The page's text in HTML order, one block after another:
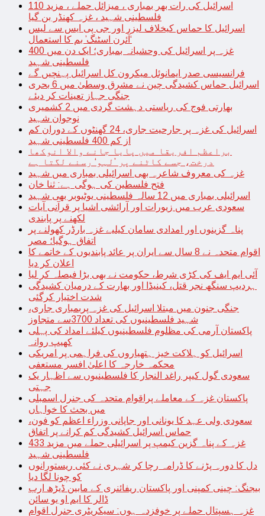
اسرائیل کی رات بھر بمباری ، میزائل حملے ، مزید 110
فلسطینی شہید ، غزہ کھنڈر بن گیا
اسرائیل کا حماس کیخلاف لیزر اور جی پی ایس سے لیس
‘آئرن اسٹنگ’ بم کا استعمال
غزہ پر اسرائیل کی وحشیانہ بمباری؛ ایک دن میں 400
فلسطینی شہید
فرانسیسی صدر ایمانوئل میکرون کل اسرائیل پہنچیں گے
اسرائیل حماس کشیدگی چین نے مشرق وسطیٰ میں 6 بحری
جنگی جہاز تعینات کر دیئے
بھارتی فوج کی ریاستی دہشت گردی میں 2 کشمیری
نوجوان شہید
اسرائیل کی غزہ پر جارحیت جاری، 24 گھنٹوں کے دوران کم
از کم 400 فلسطینی شہید
براعظم افریقا میں پایا جانے والا انوکھا
درخت، جسے کاٹنے پر ’لہو‘ رسنے لگتا ہے
غزہ کی معروف شاعرہ بھی اسرائیلی بمباری میں شہید
فتح فلسطین کی ہوگی ہے: ثنا خان
اسرائیلی بمباری میں 12 سالہ فلسطینی یوٹیوبر بھی شہید
سعودی عرب میں زیورات اور آرائشی اشیا پر قرآنی آیات
لکھنے پر پابندی
پناہ گزینوں اور امدادی سامان کیلیے غزہ بارڈر کھولنے پر
اتفاق ہوگیا؛ مصر
اقوام متحدہ نے 8 سال سے ایران پر عائد پابندیوں کے خاتمے کا
اعلان کر دیا
آئی ایم ایف کی کڑی شرط، حکومت نے بھی بڑا فیصلہ کر لیا
ہردیپ سنگھ نجر قتل، کینیڈا اور بھارت کے درمیان کشیدگی
شدت اختیار کرگئی
جنگی جنون میں مبتلا اسرائیل کی غزہ پربمباری جاری،
شہید فلسطینیوں کی تعداد 3700سے متجاوز
پاکستان آرمی کی مظلوم فلسطینیوں کیلئے امداد کی پہلی
کھیپ روانہ
اسرائیل کو ہلاکت خیز ہتھیاروں کی فراہمی پر امریکی
محکمہ خارجہ کا اعلیٰ افسر مستعفی
سعودی گول کیپر راغد النجار کا فلسطینیوں سے اظہار یک
جہتی
پاکستان غزہ کے معاملے پراقوام متحدہ کی جنرل اسمبلی
میں بحث کا خواہاں
سعودی ولی عہد کا یونانی اور جاپانی وزراء اعظم کو فون،
حماس اسرائیل کشیدگی کم کرانے پر اتفاق
غزہ کے پناہ گزین کیمپ پر اسرائیلی حملے میں مزید 433
فلسطینی شہید
دل کا دورہ پڑنے کا ڈرامہ رچا کر شہری نے کئی ریستورانوں
کو چونا لگا دیا
بیجنگ: چینی کمپنی اور پاکستان ریفائنری کے مابین ڈیڑھ ارب
ڈالر کا ایم او یو سائن
غزہ ہسپتال حملے پر خوفزدہ ہوں: سیکریٹری جنرل اقوامِ